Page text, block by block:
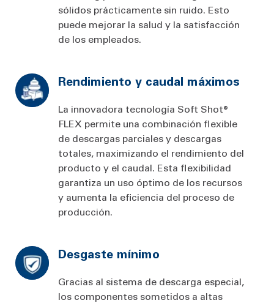
sólidos prácticamente sin ruido. Esto
puede mejorar la salud y la satisfacción
de los empleados.
Rendimiento y caudal máximos
La innovadora tecnología Soft Shot®
FLEX permite una combinación flexible
de descargas parciales y descargas
totales, maximizando el rendimiento del
producto y el caudal. Esta flexibilidad
garantiza un uso óptimo de los recursos
y aumenta la eficiencia del proceso de
producción.
Desgaste mínimo
Gracias al sistema de descarga especial,
los componentes sometidos a altas